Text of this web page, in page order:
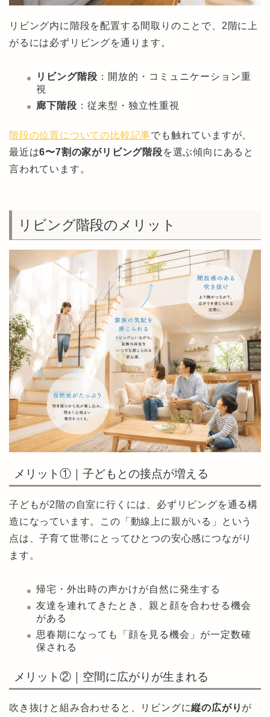
リビング内に階段を配置する間取りのことで、2階に上
がるには必ずリビングを通ります。
リビング階段 ：開放的・コミュニケーション重
視
廊下階段 ：従来型・独立性重視
階段の位置についての比較記事でも触れていますが、
最近は6〜7割の家がリビング階段を選ぶ傾向にあると
言われています。
リビング階段のメリット
メリット①｜子どもとの接点が増える
子どもが2階の自室に行くには、必ずリビングを通る構
造になっています。この「動線上に親がいる」という
点は、子育て世帯にとってひとつの安心感につながり
ます。
帰宅・外出時の声かけが自然に発生する
友達を連れてきたとき、親と顔を合わせる機会
がある
思春期になっても「顔を見る機会」が一定数確
保される
メリット②｜空間に広がりが生まれる
吹き抜けと組み合わせると、リビングに縦の広がり が